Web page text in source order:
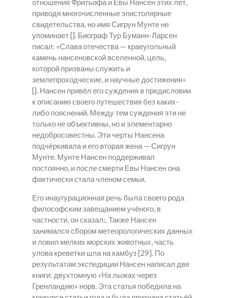
отношения Фритьофа и Евы Нансен этих лет,
приводя многочисленные эпистолярные
свидетельства, но имя Сигрун Мунте не
упоминает []. Биограф Тур Буманн-Ларсен
писал: «Слава отечества — краеугольный
камень нансеновской вселенной, цель,
которой призваны служить и
землепроходческие, и научные достижения»
[]. Нансен привёл его суждения в предисловии
к описанию своего путешествия без каких-
либо пояснений. Между тем суждения эти не
только не объективны, но и элементарно
недобросовестны. Эти черты Нансена
подчёркивала и его вторая жена — Сигрун
Мунте. Мунте Нансен поддерживал
постоянно, и после смерти Евы Нансен она
фактически стала членом семьи.
Его инаугурационная речь была своего рода
философским завещанием учёного, в
частности, он сказал:. Также Нансен
занимался сбором метеорологических данных
и ловил мелких морских животных, часть
улова креветки шла на камбуз [29]. По
результатам экспедиции Нансен написал две
книги: двухтомную «На лыжах через
Гренландию» норв. Эта статья победила на